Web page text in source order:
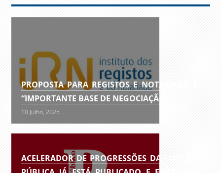
PROPOSTA PARA REGISTOS E NOTARIADO É
“IMPORTANTE BASE DE NEGOCIAÇÃO”
10 Julho, 2025
ACELERADOR DE PROGRESSÕES DA FUNÇÃO